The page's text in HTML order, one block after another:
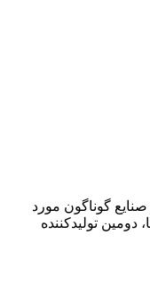
گوناگون مورد
دومین تولیدکننده